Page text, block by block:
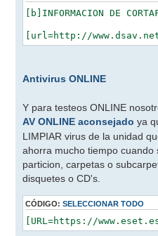
[b]INFORMACION DE
Antivirus ONLINE
Y para testeos ONLINE
AV ONLINE aconsejado ya
LIMPIAR virus de la unidad
ahorra mucho tiempo
particion, carpetas o
disquetes o CD's.
CÓDIGO:SELECCIONAR TODO